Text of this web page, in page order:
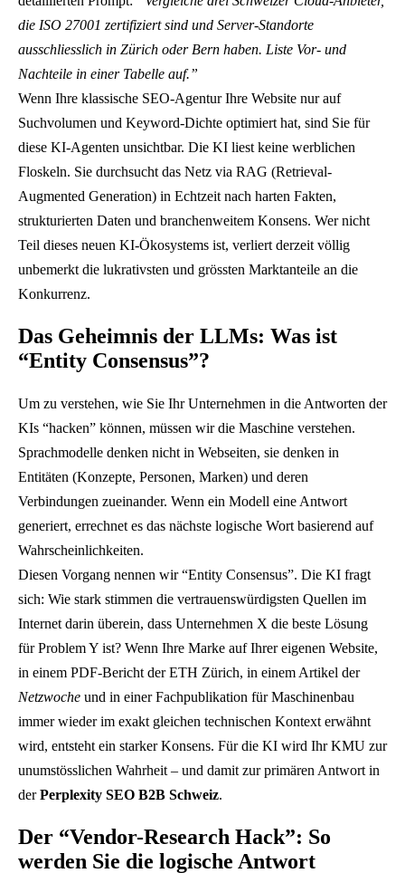
die ISO 27001 zertifiziert sind und Server-Standorte
ausschliesslich in Zürich oder Bern haben. Liste Vor- und
Nachteile in einer Tabelle auf.”
Wenn Ihre klassische SEO-Agentur Ihre Website nur auf
Suchvolumen und Keyword-Dichte optimiert hat, sind Sie für
diese KI-Agenten unsichtbar. Die KI liest keine werblichen
Floskeln. Sie durchsucht das Netz via RAG (Retrieval-
Augmented Generation) in Echtzeit nach harten Fakten,
strukturierten Daten und branchenweitem Konsens. Wer nicht
Teil dieses neuen KI-Ökosystems ist, verliert derzeit völlig
unbemerkt die lukrativsten und grössten Marktanteile an die
Konkurrenz.
Das Geheimnis der LLMs: Was ist
“Entity Consensus”?
Um zu verstehen, wie Sie Ihr Unternehmen in die Antworten der
KIs “hacken” können, müssen wir die Maschine verstehen.
Sprachmodelle denken nicht in Webseiten, sie denken in
Entitäten (Konzepte, Personen, Marken) und deren
Verbindungen zueinander. Wenn ein Modell eine Antwort
generiert, errechnet es das nächste logische Wort basierend auf
Wahrscheinlichkeiten.
Diesen Vorgang nennen wir “Entity Consensus”. Die KI fragt
sich: Wie stark stimmen die vertrauenswürdigsten Quellen im
Internet darin überein, dass Unternehmen X die beste Lösung
für Problem Y ist? Wenn Ihre Marke auf Ihrer eigenen Website,
in einem PDF-Bericht der ETH Zürich, in einem Artikel der
Netzwoche und in einer Fachpublikation für Maschinenbau
immer wieder im exakt gleichen technischen Kontext erwähnt
wird, entsteht ein starker Konsens. Für die KI wird Ihr KMU zur
unumstösslichen Wahrheit – und damit zur primären Antwort in
derPerplexity SEO B2B Schweiz.
Der “Vendor-Research Hack”: So
werden Sie die logische Antwort